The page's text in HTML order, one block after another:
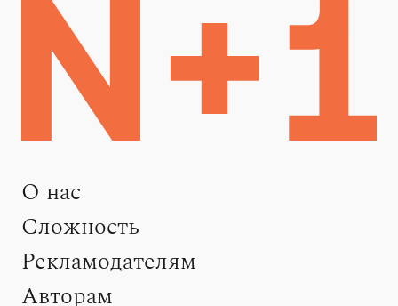
О нас
Сложность
Рекламодателям
Авторам